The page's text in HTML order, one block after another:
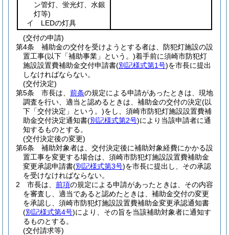
ン管灯、蛍光灯、水銀
灯等)
イ LEDの灯具
(交付の申請)
第4条
補助金の交付を受けようとする者は、防犯灯施設の設
置工事(以下「補助事業」という。)着手前に須崎市防犯灯
施設設置費補助金交付申請書(別記様式第1号)を市長に提出
しなければならない。
(交付決定)
第5条
市長は、 前条の規定による申請があったときは、現地
調査を行い、適当と認めるときは、補助金の交付の決定(以
下「交付決定」という。)をし、須崎市防犯灯施設設置費補
助金交付決定通知書(別記様式第2号)により当該申請者に通
知するものとする。
(交付決定後の変更)
第6条
補助対象者は、交付決定後に補助対象経費にかかる設
置工事を変更する場合は、須崎市防犯灯施設設置費補助金
変更承認申請書(別記様式第3号)を市長に提出し、その承認
を受けなければならない。
2
市長は、 前項の規定による申請があったときは、その内容
を審査し、適当であると認めたときは、補助金交付の変更
を承認し、須崎市防犯灯施設設置費補助金変更承認通知書
(別記様式第4号)により、その旨を当該補助対象者に通知す
るものとする。
(交付請求等)